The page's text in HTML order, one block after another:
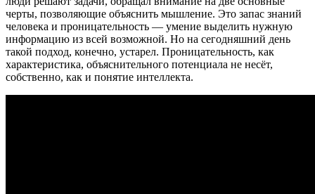
черты, позволяющие объяснить мышление. Это запас знаний
человека и проницательность — умение выделить нужную
информацию из всей возможной. Но на сегодняшний день
такой подход, конечно, устарел. Проницательность, как
характеристика, объяснительного потенциала не несёт,
собственно, как и понятие интеллекта.